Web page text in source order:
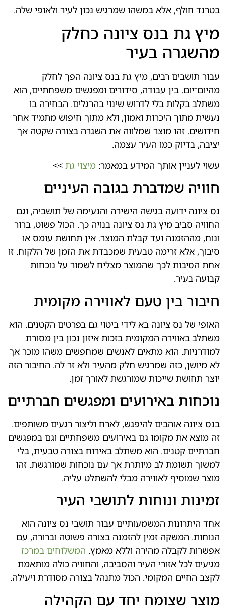
אלא במשהו שמרגיש נכון לעיר ולאופי שלה.
בנס ציונה כחלק
בעיר
רבים, מיץ גת בנס ציונה הפך לחלק
בין עבודה, סידורים ומפגשים משפחתיים, הוא
בלי לדרוש שינוי בהרגלים. הבחירה בו
היכרות ואמון, ולא מתוך חיפוש מתמיד אחר
זהו מוצר שמלווה את השגרה בצורה שקטה אך
כמו העיר עצמה.
אותך המידע במאמר:מיצוי גת>>
שמדברת בגובה העיניים
בגישה הישירה והנעימה של תושביה, וגם
מיץ גת נס ציונה בנויה כך. הכול פשוט, ברור
ועד קבלת המוצר. אין תחושת עומס או
זרימה טבעית שמכבדת את הזמן של הלקוח. זו
לכך שהמוצר מצליח לשמור על נוכחות
טעם לאווירה מקומית
ציונה בא לידי ביטוי גם בפרטים הקטנים. הוא
המקומית בזכות איזון נכון בין מסורת
הוא מתאים לאנשים שמחפשים משהו מוכר אך
כזה שמרגיש חלק מהעיר ולא זר לה. החיבור הזה
שייכות שמורגשת לאורך זמן.
באירועים ומפגשים חברתיים
אוהבים להיפגש, לארח וליצור רגעים משותפים.
מקומו גם באירועים משפחתיים וגם במפגשים
הוא משתלב באירוח בצורה טבעית, בלי
לב מיותרת אך עם נוכחות שמורגשת. זהו
לאווירה מבלי להשתלט עליה.
ונוחות לתושבי העיר
המשמעותיים עבור תושבי נס ציונה הוא
זמין להזמנה בצורה פשוטה וברורה, עם
מהירה וללא מאמץ.המשלוחים במרכז
אזורי העיר והסביבה, והחוויה כולה מותאמת
המקומי. הכול מתנהל בצורה מסודרת ויעילה.
יחד עם הקהילה